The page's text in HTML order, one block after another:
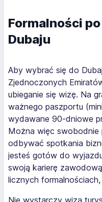
Formalności
Dubaju
Aby wybrać się do
Zjednoczonych
ubieganie się wizę. Na
ważnego paszportu
wydawane 90-dniowe
Można więc
odbywać spotkania
jesteś gotów do
swoją karierę
licznych
Nie wystarczy wiza